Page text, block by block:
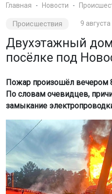
Главная Новости
Происшествия 9
Двухэтажный
посёлке под
Пожар произошёл вечером
По словам очевидцев,
замыкание